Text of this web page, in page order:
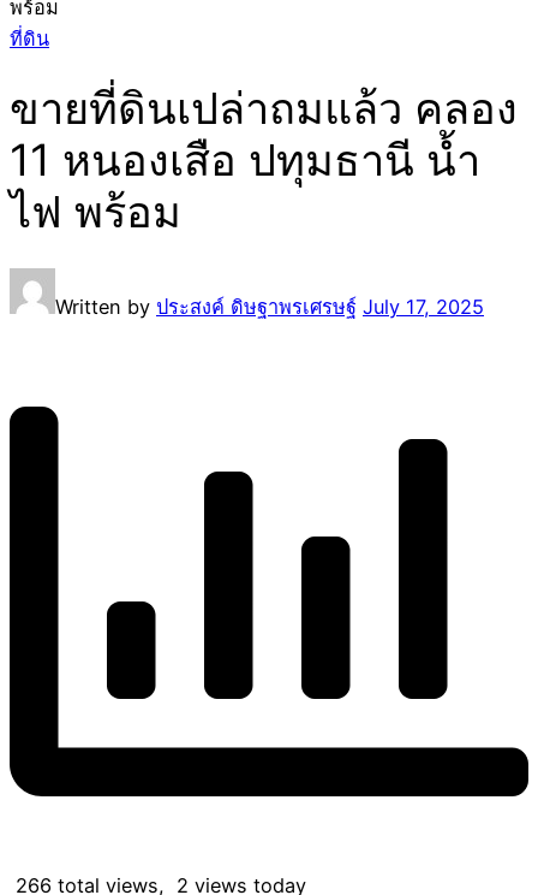
ที่ดิน
ขายที่ดินเปล่าถมแล้ว คลอง
11 หนองเสือ ปทุมธานี น้ำ
ไฟ พร้อม
Written by ประสงค์ ดิษฐาพรเศรษฐ์ July 17, 2025
266 total views, 2 views today